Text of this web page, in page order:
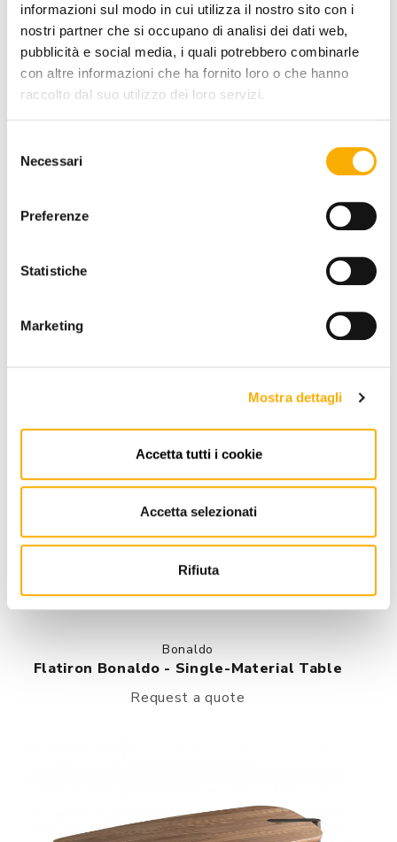
informazioni sul modo in cui utilizza il nostro sito con i
nostri partner che si occupano di analisi dei dati web,
pubblicità e social media, i quali potrebbero combinarle
con altre informazioni che ha fornito loro o che hanno
raccolto dal suo utilizzo dei loro servizi.
delNecessari
Preferenze
Statistiche
Marketing
Mostra dettagli
Accetta tutti i cookie
Accetta selezionati
Rifiuta
Bonaldo
Flatiron Bonaldo - Single-Material Table
Request a quote